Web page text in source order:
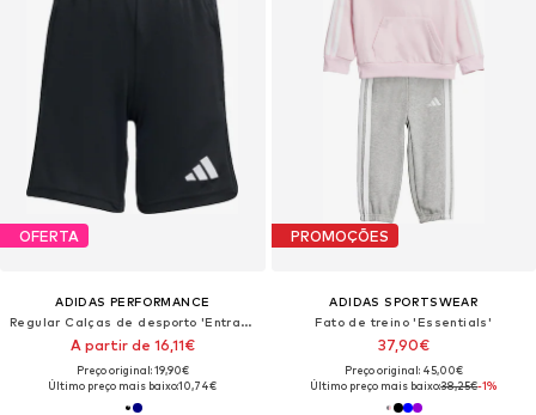
OFERTA
ADIDAS PERFORMANCE
Regular Calças de desporto 'Entrada26'
A partir de 16,11€
Preço original: 19,90€
Último preço mais baixo:10,74€
PROMOÇÕES
ADIDAS SPORTSWEAR
Fato de treino 'Essentials'
37,90€
Preço original: 45,00€
Último preço mais baixo:38,25€-1%